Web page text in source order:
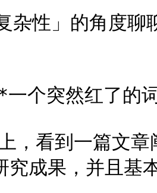
杂性」的角度聊
突然红了的
，看到一篇文
究成果，并且基